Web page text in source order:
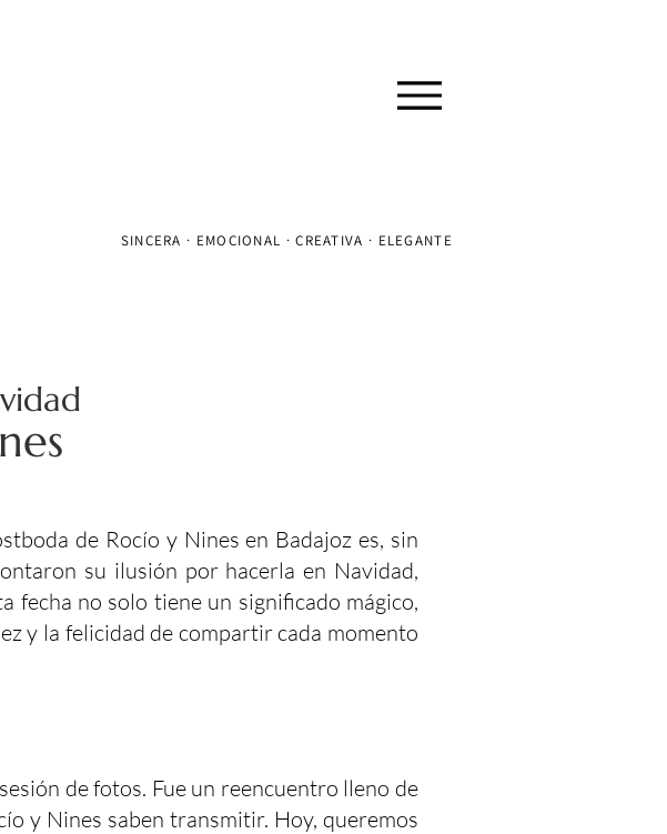
SINCERA · EMOCIONAL · CREATIVA · ELEGANTE
de Rocío y Nines en Badajoz es, sin
su ilusión por hacerla en Navidad,
fecha no solo tiene un significado mágico,
y la felicidad de compartir cada momento
de fotos. Fue un reencuentro lleno de
y Nines saben transmitir. Hoy, queremos